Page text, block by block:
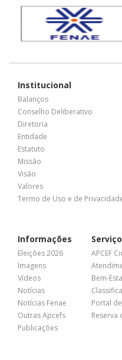
Institucional
Balanços
Conselho Deliberativo
Diretoria
Entidade
Estatuto
Missão
Visão
Valores
Termo de Uso e de
Informações
Eleições 2026
Imagens
Vídeos
Notícias
Notícias Fenae
Outras Apcefs
Publicações
APCEF
Bem-
Portal
Reserva